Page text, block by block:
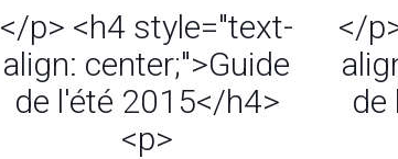
</p> <h4 style="text-
align: center;">Guide
de l'été 2015</h4>
<p>
</
de